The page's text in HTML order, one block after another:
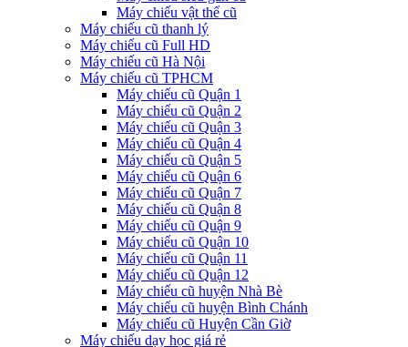
Máy chiếu vật thể cũ
Máy chiếu cũ thanh lý
Máy chiếu cũ Full HD
Máy chiếu cũ Hà Nội
Máy chiếu cũ TPHCM
Máy chiếu cũ Quận 1
Máy chiếu cũ Quận 2
Máy chiếu cũ Quận 3
Máy chiếu cũ Quận 4
Máy chiếu cũ Quận 5
Máy chiếu cũ Quận 6
Máy chiếu cũ Quận 7
Máy chiếu cũ Quận 8
Máy chiếu cũ Quận 9
Máy chiếu cũ Quận 10
Máy chiếu cũ Quận 11
Máy chiếu cũ Quận 12
Máy chiếu cũ huyện Nhà Bè
Máy chiếu cũ huyện Bình Chánh
Máy chiếu cũ Huyện Cần Giờ
Máy chiếu dạy học giá rẻ